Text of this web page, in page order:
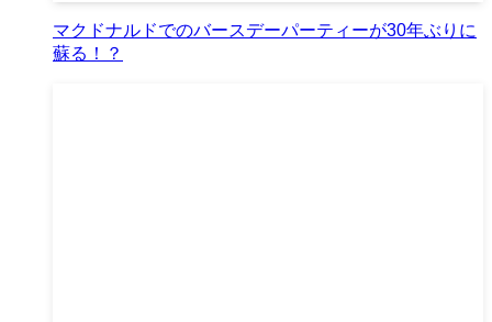
マクドナルドでのバースデーパーティーが30年ぶりに
蘇る！？